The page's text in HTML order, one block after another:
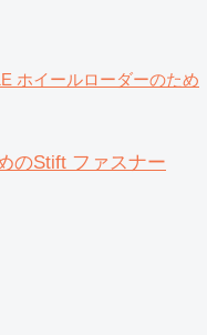
ホイールローダーのため
のStift ファスナー